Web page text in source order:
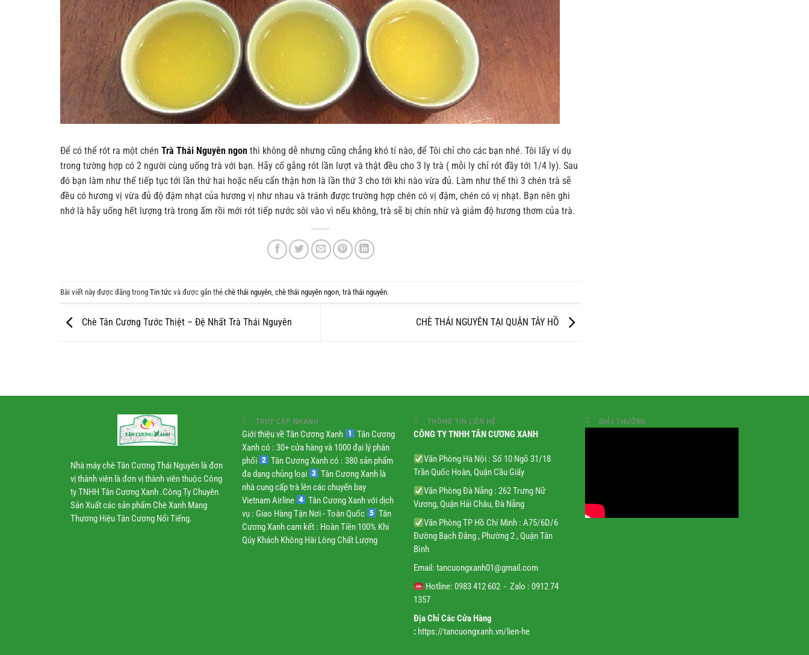
Để có thể rót ra một chén Trà Thái Nguyên ngon thì không dễ nhưng cũng chẳng khó tí nào, để Tôi chỉ cho các bạn nhé. Tôi lấy ví dụ
trong tường hợp có 2 người cùng uống trà với bạn. Hãy cố gắng rót lần lượt và thật đều cho 3 ly trà ( mỗi ly chỉ rót đầy tới 1/4 ly). Sau
đó bạn làm như thế tiếp tục tới lần thứ hai hoặc nếu cẩn thận hơn là lần thứ 3 cho tới khi nào vừa đủ. Làm như thế thì 3 chén trà sẽ
đều có hương vị vừa đủ độ đậm nhạt của hương vị như nhau và tránh được trường hợp chén có vị đậm, chén có vị nhạt. Bạn nên ghi
nhớ là hãy uống hết lượng trà trong ấm rồi mới rót tiếp nước sôi vào vì nếu không, trà sẽ bị chín nhừ và giảm độ hương thơm của trà.
Bài viết này được đăng trong Tin tức và được gắn thẻ chè thái nguyên chè thái nguyên ngon trà thái nguyên.
Chè Tân Cương Tước Thiệt – Đệ Nhất Trà Thái Nguyên CHÈ THÁI NGUYÊN TẠI QUẬN TÂY HỒ
Nhà máy chè Tân Cương Thái Nguyên là đơn
vị thành viên là đơn vị thành viên thuộc Công
ty TNHH Tân Cương Xanh .Công Ty Chuyên
Sản Xuất các sản phẩm Chè Xanh Mang
Thương Hiệu Tân Cương Nổi Tiếng.
TRUY CẬP NHANH
Giới thiệu về Tân Cương Xanh
Tân Cương
Xanh có : 30+ cửa hàng và 1000 đại lý phân
phối
Tân Cương Xanh có : 380 sản phẩm
đa dạng chủng loại
Tân Cương Xanh là
nhà cung cấp trà lên các chuyến bay
Vietnam Airline
Tân Cương Xanh với dịch
vụ : Giao Hàng Tận Nơi - Toàn Quốc
Tân
Cương Xanh cam kết : Hoàn Tiền 100% Khi
Qúy Khách Không Hài Lòng Chất Lượng
THÔNG TIN LIÊN HỆ
CÔNG TY TNHH TÂN CƯƠNG XANH
Văn Phòng Hà Nội : Số 10 Ngõ 31/18
Trần Quốc Hoàn, Quận Cầu Giấy
Văn Phòng Đà Nẵng : 262 Trưng Nữ
Vương, Quận Hải Châu, Đà Nẵng
Văn Phòng TP Hồ Chí Minh : A75/6D/6
Đường Bạch Đằng , Phường 2 , Quận Tân
Bình
Email: tancuongxanh01@gmail.com
Hotline: 0983 412 602 - Zalo : 0912 74
1357
Địa Chỉ Các Cửa Hàng
: https://tancuongxanh.vn/lien-he
GIẢI THƯỞNG